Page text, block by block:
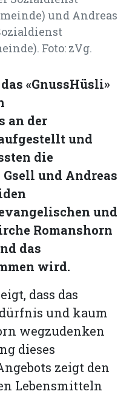
und Andreas
Foto: zVg.
«GnussHüsli»
an der
und
die
und Andreas
und
Romanshorn
das
wird.
dass das
und kaum
wegzudenken
dieses
zeigt den
Lebensmitteln